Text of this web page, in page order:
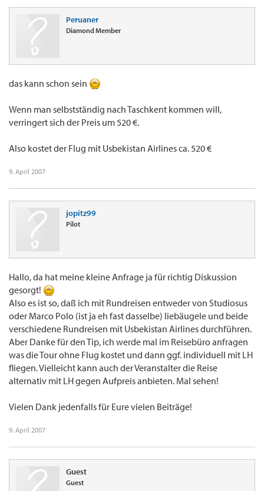
Peruaner
Diamond Member
das kann schon sein
Wenn man selbstständig nach Taschkent kommen will,
verringert sich der Preis um 520 €.
Also kostet der Flug mit Usbekistan Airlines ca. 520 €
9. April 2007
jopitz99
Pilot
Hallo, da hat meine kleine Anfrage ja für richtig Diskussion
gesorgt!
Also es ist so, daß ich mit Rundreisen entweder von Studiosus
oder Marco Polo (ist ja eh fast dasselbe) liebäugele und beide
verschiedene Rundreisen mit Usbekistan Airlines durchführen.
Aber Danke für den Tip, ich werde mal im Reisebüro anfragen
was die Tour ohne Flug kostet und dann ggf. individuell mit LH
fliegen. Vielleicht kann auch der Veranstalter die Reise
alternativ mit LH gegen Aufpreis anbieten. Mal sehen!
Vielen Dank jedenfalls für Eure vielen Beiträge!
9. April 2007
Guest
Guest